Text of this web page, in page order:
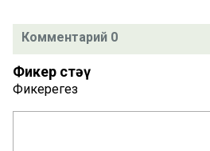
Комментарий 0
Фикер өстәү
Фикерегез